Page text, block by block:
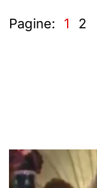
Pagine: 1 2